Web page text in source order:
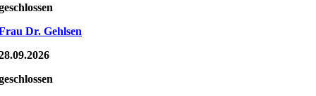
Dr. Gehlsen